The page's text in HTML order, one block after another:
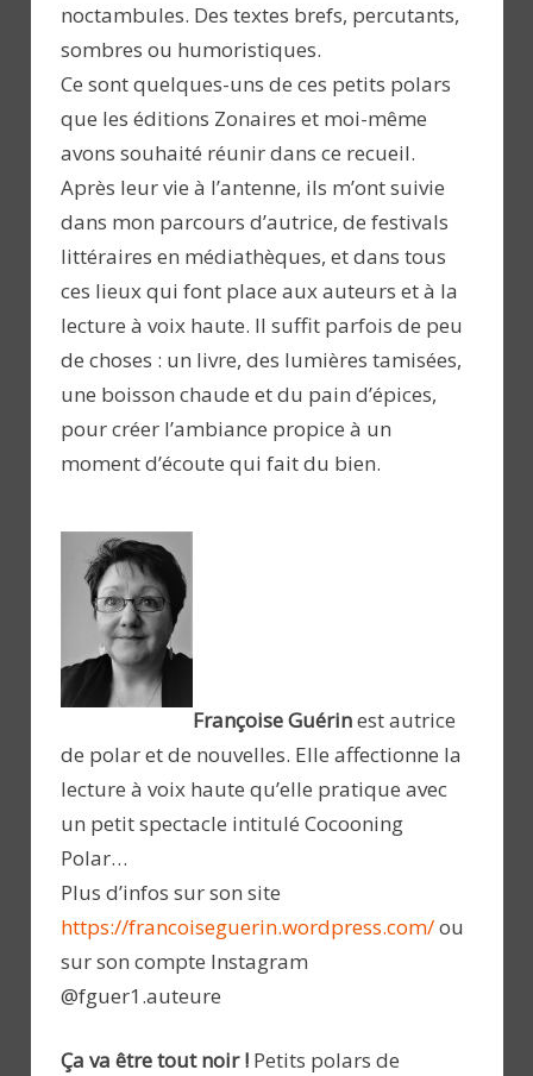
noctambules. Des textes brefs, percutants,
sombres ou humoristiques.
Ce sont quelques-uns de ces petits polars
que les éditions Zonaires et moi-même
avons souhaité réunir dans ce recueil.
Après leur vie à l’antenne, ils m’ont suivie
dans mon parcours d’autrice, de festivals
littéraires en médiathèques, et dans tous
ces lieux qui font place aux auteurs et à la
lecture à voix haute. Il suffit parfois de peu
de choses : un livre, des lumières tamisées,
une boisson chaude et du pain d’épices,
pour créer l’ambiance propice à un
moment d’écoute qui fait du bien.
Françoise Guérinest autrice
de polar et de nouvelles. Elle affectionne la
lecture à voix haute qu’elle pratique avec
un petit spectacle intitulé Cocooning
Polar…
Plus d’infos sur son site
https://francoiseguerin.wordpress.com/ou
sur son compte Instagram
@fguer1.auteure
Ça va être tout noir ! Petits polars de